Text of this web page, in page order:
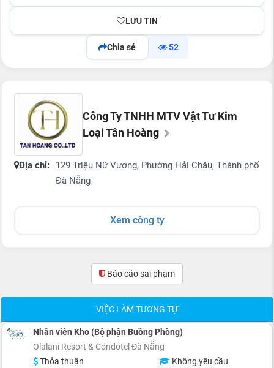
LƯU TIN
Chia sẻ 52
Công Ty TNHH MTV Vật Tư Kim
Loại Tân Hoàng
Địa chỉ:
129 Triệu Nữ Vương, Phường Hải Châu, Thành phố
Đà Nẵng
Xem công ty
Báo cáo sai phạm(0)
VIỆC LÀM TƯƠNG TỰ
Nhân viên Kho (Bộ phận Buồng Phòng)
Olalani Resort & Condotel Đà Nẵng
Thỏa thuận
Không yêu cầu